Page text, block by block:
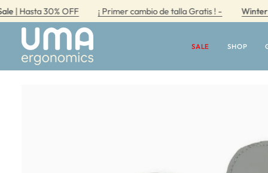
Ir
directamente
contenido
30% OFF ¡ Primer cambio de talla Gratis ! - Winter Sale|
SALE SHOP